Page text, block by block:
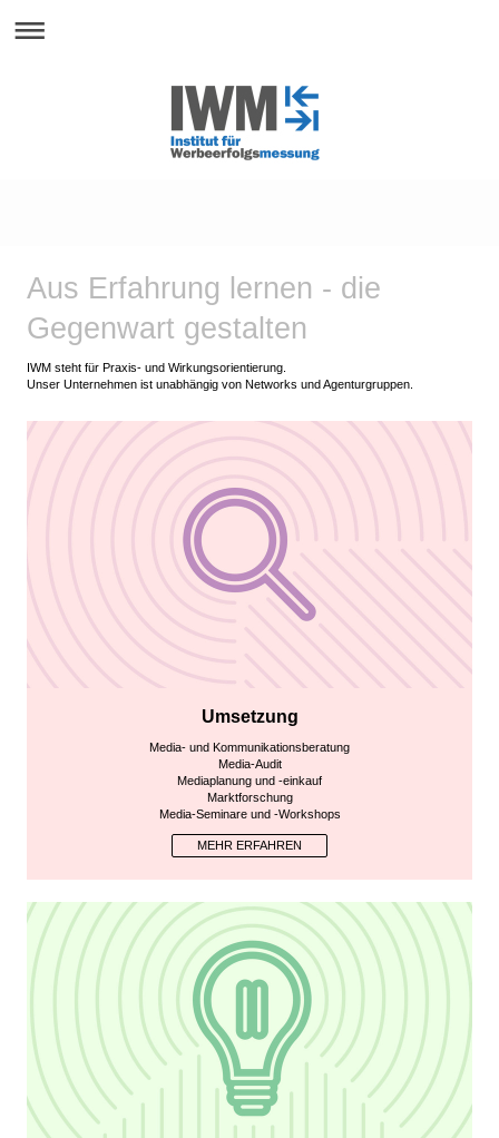
Aus Erfahrung lernen - die
Gegenwart gestalten
IWM steht für Praxis- und Wirkungsorientierung.
Unser Unternehmen ist unabhängig von Networks und Agenturgruppen.
Umsetzung
Media- und Kommunikationsberatung
Media-Audit
Mediaplanung und -einkauf
Marktforschung
Media-Seminare und -Workshops
MEHR ERFAHREN